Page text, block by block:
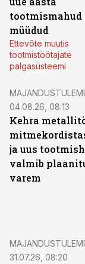
tootmismahud
müüdud
Ettevõte muutis
tootmistöötajate
palgasüsteemi
04.08.26, 08:13
Kehra
ja uus
valmib
varem
31.07.26, 08:20